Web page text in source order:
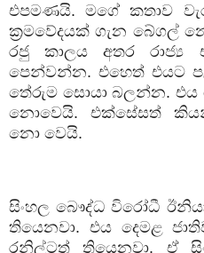
එපමණයි. මගේ කතාව
ක්‍රමවේදයක් ගැන බේගල්
රජු කාලය අතර
පෙන්වන්න. එහෙත් එයට
තේරුම සොයා බලන්න. එය
නොවෙයි. එක්සේසත්
නො වෙයි.
සිංහල බෞද්ධ විරෝධී
තියෙනවා. එය දෙමළ
රනිල්ටත් තියෙනවා. ඒ